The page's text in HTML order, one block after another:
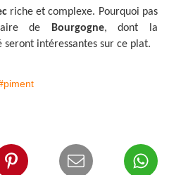
riche et complexe. Pourquoi pas
de Bourgogne, dont la
intéressantes sur ce plat.